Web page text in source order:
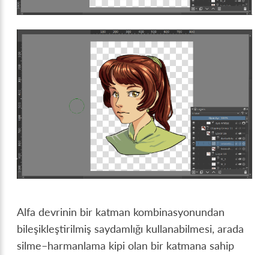
Alfa devrinin bir katman kombinasyonundan
bileşikleştirilmiş saydamlığı kullanabilmesi, arada
silme–harmanlama kipi olan bir katmana sahip